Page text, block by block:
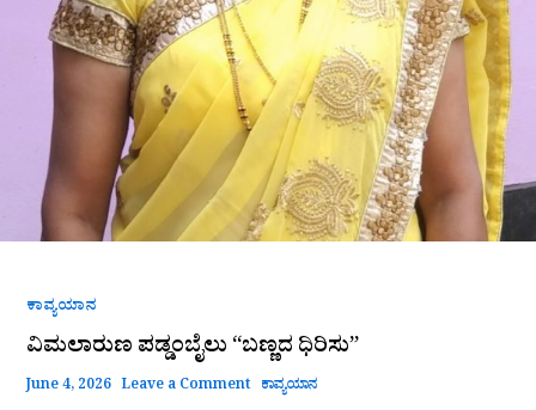
ಕಾವ್ಯಯಾನ
ವಿಮಲಾರುಣ ಪಡ್ಡಂಬೈಲು “ಬಣ್ಣದ ಧಿರಿಸು”
June 4, 2026 Leave a Comment ಕಾವ್ಯಯಾನ